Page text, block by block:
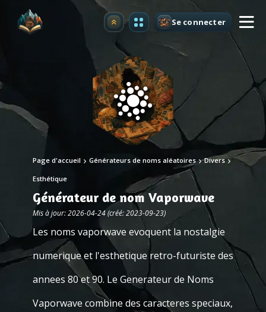
Premium Se connecter
Page d'accueil Générateurs de noms aléatoires Divers
Esthétique
Générateur de nom Vaporwave
Mis à jour: 2026-04-24 (créé: 2023-09-23)
Les noms vaporwave evoquent la nostalgie
numerique et l'esthetique retro-futuriste des
annees 80 et 90. Le Generateur de Noms
Vaporwave combine des caracteres speciaux,